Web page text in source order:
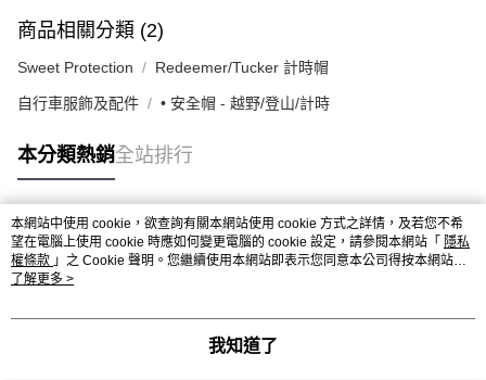
商品相關分類 (2)
Sweet Protection Redeemer/Tucker 計時帽
自行車服飾及配件 • 安全帽 - 越野/登山/計時
本分類熱銷全站排行
熱門標籤
本網站中使用 cookie，欲查詢有關本網站使用 cookie 方式之詳情，及若您不希
望在電腦上使用 cookie 時應如何變更電腦的 cookie 設定，請參閱本網站「 隱私
權條款 」之 Cookie 聲明。您繼續使用本網站即表示您同意本公司得按本網站使
用條款之 Cookie 聲明使用 cookie。
了解更多 >
我知道了